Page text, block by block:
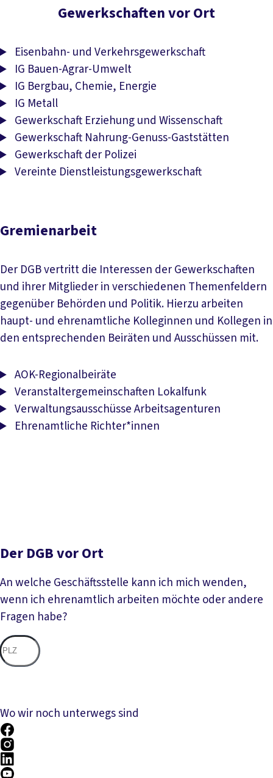
Gewerkschaften vor Ort
Eisenbahn- und Verkehrsgewerkschaft
IG Bauen-Agrar-Umwelt
IG Bergbau, Chemie, Energie
IG Metall
Gewerkschaft Erziehung und Wissenschaft
Gewerkschaft Nahrung-Genuss-Gaststätten
Gewerkschaft der Polizei
Vereinte Dienstleistungsgewerkschaft
Gremienarbeit
Der DGB vertritt die Interessen der Gewerkschaften
und ihrer Mitglieder in verschiedenen Themenfeldern
gegenüber Behörden und Politik. Hierzu arbeiten
haupt- und ehrenamtliche Kolleginnen und Kollegen in
den entsprechenden Beiräten und Ausschüssen mit.
AOK-Regionalbeiräte
Veranstaltergemeinschaften Lokalfunk
Verwaltungsausschüsse Arbeitsagenturen
Ehrenamtliche Richter*innen
Der DGB vor Ort
An welche Geschäftsstelle kann ich mich wenden,
wenn ich ehrenamtlich arbeiten möchte oder andere
Fragen habe?
Wo wir noch unterwegs sind